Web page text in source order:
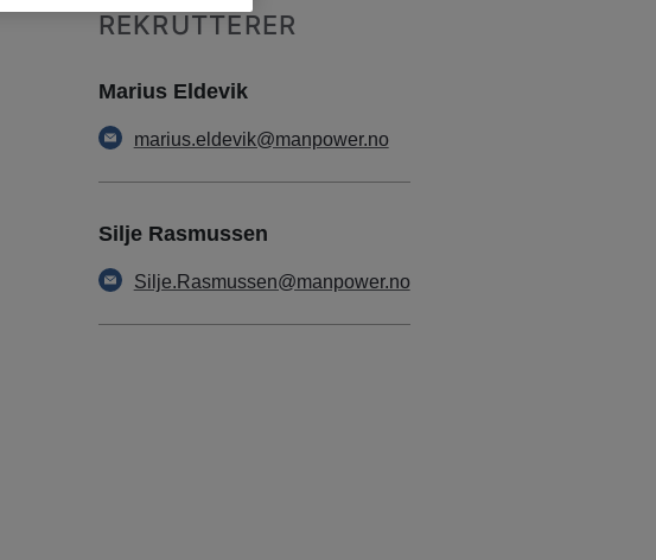
REKRUTTERER
Marius Eldevik
marius.eldevik@manpower.no
Silje Rasmussen
Silje.Rasmussen@manpower.no